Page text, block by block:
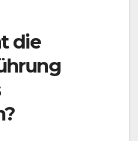
die